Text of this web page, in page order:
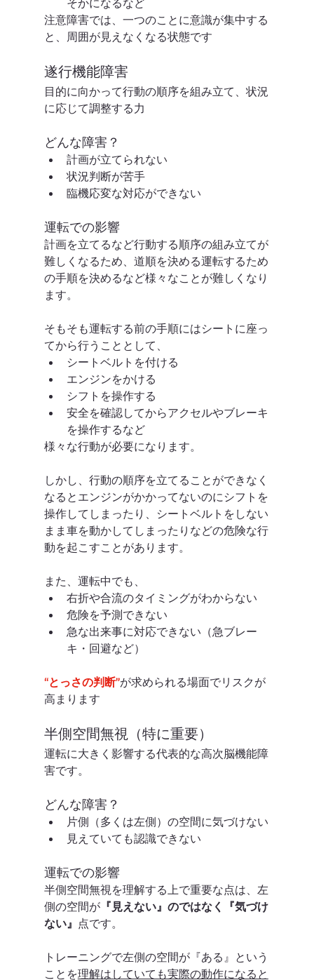
そかになるなど
注意障害では、一つのことに意識が集中する
と、周囲が見えなくなる状態です
遂行機能障害
目的に向かって行動の順序を組み立て、状況
に応じて調整する力
どんな障害？
計画が立てられない
状況判断が苦手
臨機応変な対応ができない
運転での影響
計画を立てるなど行動する順序の組み立てが
難しくなるため、道順を決める運転するため
の手順を決めるなど様々なことが難しくなり
ます。
そもそも運転する前の手順にはシートに座っ
てから行うこととして、
シートベルトを付ける
エンジンをかける
シフトを操作する
安全を確認してからアクセルやブレーキ
を操作するなど
様々な行動が必要になります。
しかし、行動の順序を立てることができなく
なるとエンジンがかかってないのにシフトを
操作してしまったり、シートベルトをしない
まま車を動かしてしまったりなどの危険な行
動を起こすことがあります。
また、運転中でも、
右折や合流のタイミングがわからない
危険を予測できない
急な出来事に対応できない（急ブレー
キ・回避など）
“とっさの判断”が求められる場面でリスクが
高まります
半側空間無視（特に重要）
運転に大きく影響する代表的な高次脳機能障
害です。
どんな障害？
片側（多くは左側）の空間に気づけない
見えていても認識できない
運転での影響
半側空間無視を理解する上で重要な点は、左
側の空間が『見えない』のではなく『気づけ
ない』 点です。
トレーニングで左側の空間が『ある』という
ことを理解はしていても実際の動作になると